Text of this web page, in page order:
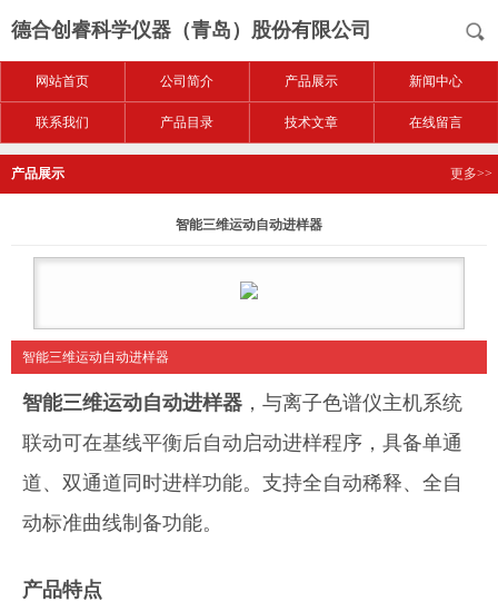
德合创睿科学仪器（青岛）股份有限公司
网站首页 公司简介 产品展示 新闻中心
联系我们 产品目录 技术文章 在线留言
产品展示 更多>>
智能三维运动自动进样器
智能三维运动自动进样器
智能三维运动自动进样器 ，与离子色谱仪主机系统
联动可在基线平衡后自动启动进样程序，具备单通
道、双通道同时进样功能。支持全自动稀释、全自
动标准曲线制备功能。
产品特点